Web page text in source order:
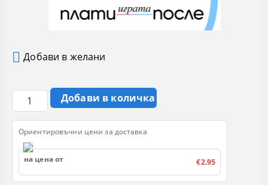
Добави в желани
Ориентировъчни цени за доставка
на цена от €2.95